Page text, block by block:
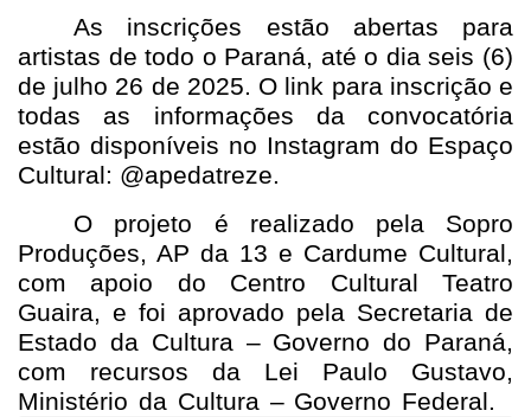
As inscrições estão abertas para
artistas de todo o Paraná, até o dia seis (6)
de julho 26 de 2025. O link para inscrição e
todas as informações da convocatória
estão disponíveis no Instagram do Espaço
Cultural: @apedatreze.
O projeto é realizado pela Sopro
Produções, AP da 13 e Cardume Cultural,
com apoio do Centro Cultural Teatro
Guaira, e foi aprovado pela Secretaria de
Estado da Cultura – Governo do Paraná,
com recursos da Lei Paulo Gustavo,
Ministério da Cultura – Governo Federal.